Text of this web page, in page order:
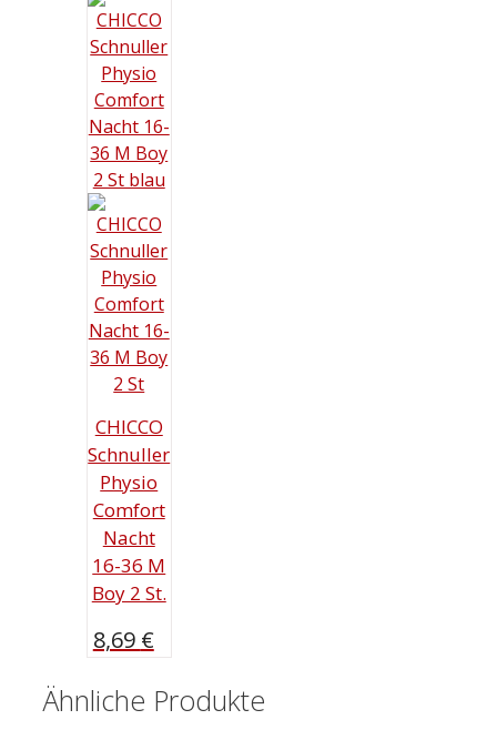
CHICCO
Schnuller
Physio
Comfort
Nacht
16-36 M
Boy 2 St.
8,69 €
Ähnliche Produkte